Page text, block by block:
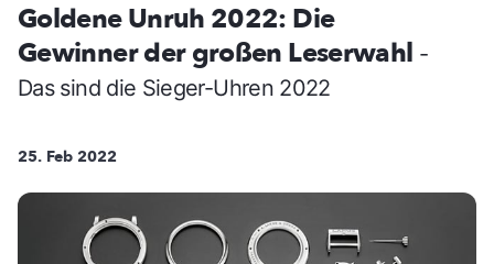
Goldene Unruh 2022: Die
Gewinner der großen Leserwahl -
Das sind die Sieger-Uhren 2022
25. Feb 2022